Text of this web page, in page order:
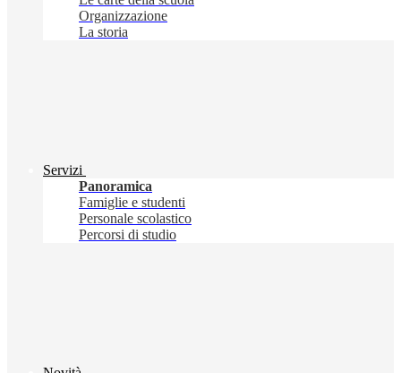
Organizzazione
La storia
Servizi
Panoramica
Famiglie e studenti
Personale scolastico
Percorsi di studio